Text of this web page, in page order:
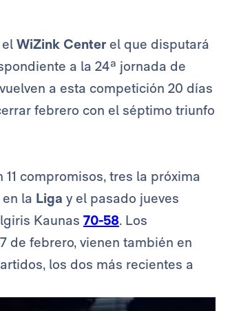
WiZink Center el que disputará
a la 24ª jornada de
a esta competición 20 días
febrero con el séptimo triunfo
compromisos, tres la próxima
la Liga y el pasado jueves
Kaunas 70-58. Los
de febrero, vienen también en
los dos más recientes a